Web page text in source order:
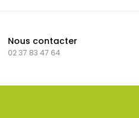
Nous contacter
02 37 83 47 64